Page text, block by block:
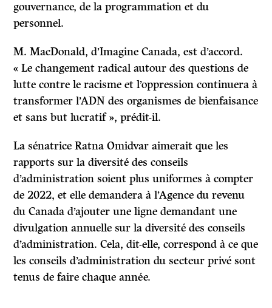
gouvernance, de la programmation et du
personnel.
M. MacDonald, d’Imagine Canada, est d’accord.
« Le changement radical autour des questions de
lutte contre le racisme et l’oppression continuera à
transformer l’ADN des organismes de bienfaisance
et sans but lucratif », prédit-il.
La sénatrice Ratna Omidvar aimerait que les
rapports sur la diversité des conseils
d’administration soient plus uniformes à compter
de 2022, et elle demandera à l’Agence du revenu
du Canada d’ajouter une ligne demandant une
divulgation annuelle sur la diversité des conseils
d’administration. Cela, dit-elle, correspond à ce que
les conseils d’administration du secteur privé sont
tenus de faire chaque année.